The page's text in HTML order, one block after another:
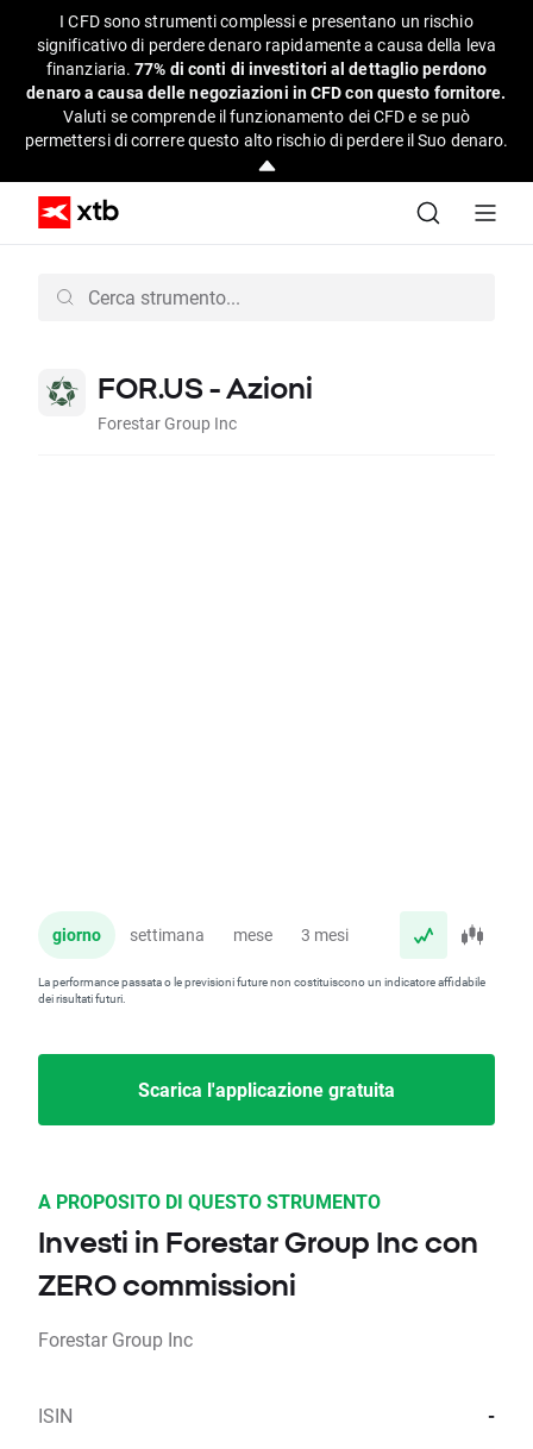
I CFD sono strumenti complessi e presentano un rischio
significativo di perdere denaro rapidamente a causa della leva
finanziaria.77% di conti di investitori al dettaglio perdono
denaro a causa delle negoziazioni in CFD con questo fornitore.
Valuti se comprende il funzionamento dei CFD e se può
permettersi di correre questo alto rischio di perdere il Suo denaro.
FOR.US - Azioni
Forestar Group Inc
giorno settimana mese 3 mesi anno
La performance passata o le previsioni future non costituiscono un indicatore affidabile
dei risultati futuri.
Scarica l'applicazione gratuita
A PROPOSITO DI QUESTO STRUMENTO
Investi in Forestar Group Inc con
ZERO commissioni
Forestar Group Inc
ISIN -